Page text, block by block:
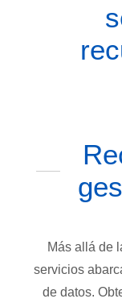
Más allá de
servicios
de datos.